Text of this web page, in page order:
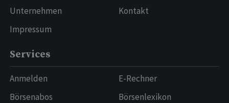
Unternehmen
Impressum
Kontakt
Services
Anmelden
Börsenabos
E-Rechner
Börsenlexikon